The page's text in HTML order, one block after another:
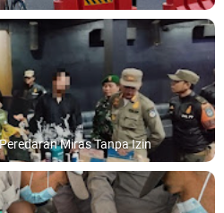
Miras Tanpa Izin